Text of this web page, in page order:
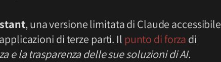
, una versione limitata di Claude accessibile
di terze parti. Il punto di forza di
e la trasparenza delle sue soluzioni di AI.